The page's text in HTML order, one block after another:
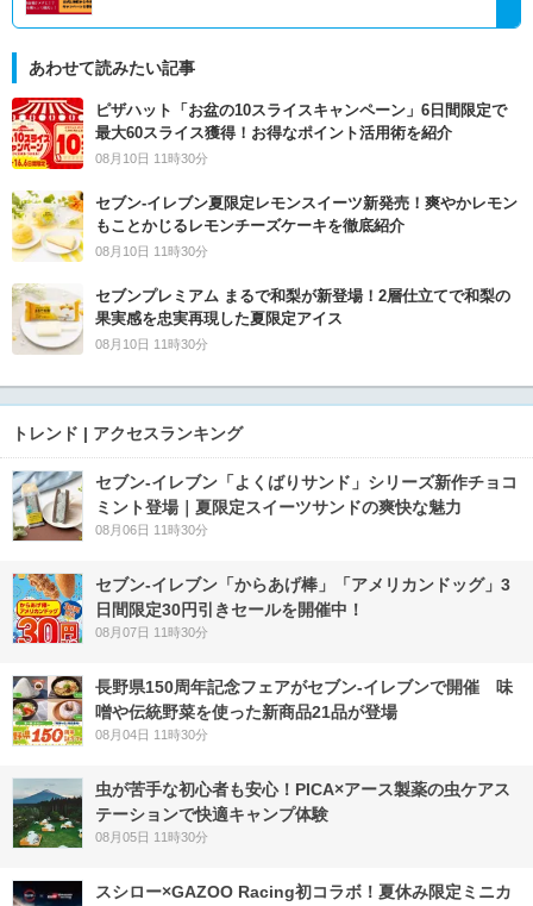
あわせて読みたい記事
ピザハット「お盆の10スライスキャンペーン」6日間限定で
最大60スライス獲得！お得なポイント活用術を紹介
08月10日 11時30分
セブン‐イレブン夏限定レモンスイーツ新発売！爽やかレモン
もことかじるレモンチーズケーキを徹底紹介
08月10日 11時30分
セブンプレミアム まるで和梨が新登場！2層仕立てで和梨の
果実感を忠実再現した夏限定アイス
08月10日 11時30分
トレンド | アクセスランキング
セブン‐イレブン「よくばりサンド」シリーズ新作チョコ
ミント登場｜夏限定スイーツサンドの爽快な魅力
08月06日 11時30分
セブン‐イレブン「からあげ棒」「アメリカンドッグ」3
日間限定30円引きセールを開催中！
08月07日 11時30分
長野県150周年記念フェアがセブン-イレブンで開催 味
噌や伝統野菜を使った新商品21品が登場
08月04日 11時30分
虫が苦手な初心者も安心！PICA×アース製薬の虫ケアス
テーションで快適キャンプ体験
08月05日 11時30分
スシロー×GAZOO Racing初コラボ！夏休み限定ミニカ